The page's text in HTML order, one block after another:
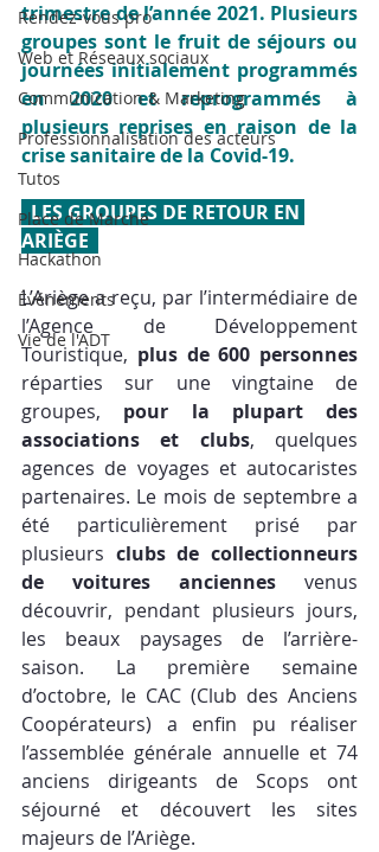
Rendez-vous pro
Web et Réseaux sociaux
Communication & Marketing
Professionnalisation des acteurs
Tutos
Place de Marché
Hackathon
Événements
Vie de l'ADT
trimestre de l’année 2021. Plusieurs
groupes sont le fruit de séjours ou
journées initialement programmés
en 2020 et reprogrammés à
plusieurs reprises en raison de la
  LES GROUPES DE RETOUR EN
ARIÈGE
L’Ariège a reçu, par l’intermédiaire de
l’Agence de Développement
Touristique,
réparties sur une vingtaine de
groupes, pour la plupart des
associations et clubs, quelques
agences de voyages et autocaristes
partenaires. Le mois de septembre a
été particulièrement prisé par
plusieurs clubs de collectionneurs
de voitures anciennes venus
découvrir, pendant plusieurs jours,
les beaux paysages de l’arrière-
saison. La première semaine
d’octobre, le CAC (Club des Anciens
Coopérateurs) a enfin pu réaliser
l’assemblée générale annuelle et 74
anciens dirigeants de Scops ont
séjourné et découvert les sites
majeurs de l’Ariège.